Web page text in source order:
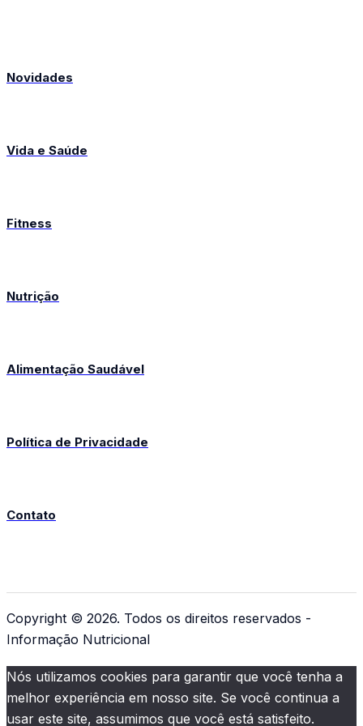
Novidades
Vida e Saúde
Fitness
Nutrição
Alimentação Saudável
Política de Privacidade
Contato
Copyright © 2026. Todos os direitos reservados -
Informação Nutricional
Nós utilizamos cookies para garantir que você tenha a
melhor experiência em nosso site. Se você continua a
usar este site, assumimos que você está satisfeito.